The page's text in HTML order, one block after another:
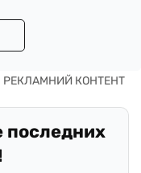
последних